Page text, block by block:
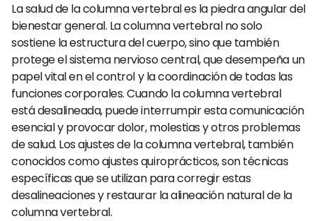
La salud de la columna vertebral es la piedra angular del
bienestar general. La columna vertebral no solo
sostiene la estructura del cuerpo, sino que también
protege el sistema nervioso central, que desempeña un
papel vital en el control y la coordinación de todas las
funciones corporales. Cuando la columna vertebral
está desalineada, puede interrumpir esta comunicación
esencial y provocar dolor, molestias y otros problemas
de salud. Los ajustes de la columna vertebral, también
conocidos como ajustes quiroprácticos, son técnicas
específicas que se utilizan para corregir estas
desalineaciones y restaurar la alineación natural de la
columna vertebral.